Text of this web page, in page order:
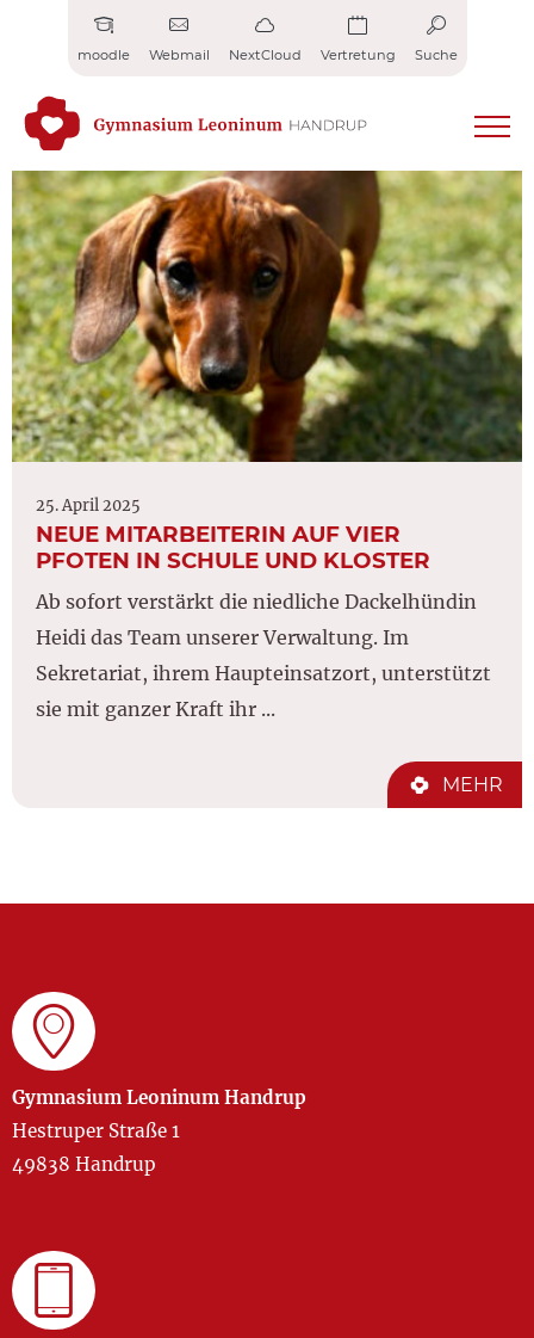
moodle Webmail NextCloud Vertretung Suche
25. April 2025
NEUE MITARBEITERIN AUF VIER
PFOTEN IN SCHULE UND KLOSTER
Ab sofort verstärkt die niedliche Dackelhündin
Heidi das Team unserer Verwaltung. Im
Sekretariat, ihrem Haupteinsatzort, unterstützt
sie mit ganzer Kraft ihr ...
MEHR
Gymnasium Leoninum Handrup
Hestruper Straße 1
49838 Handrup